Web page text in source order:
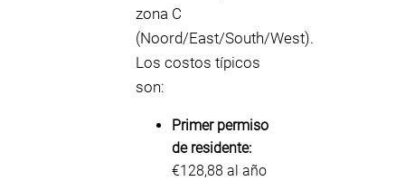
zona C
(Noord/East/South/West).
Los costos típicos
son:
Primer permiso
de residente:
€128,88 al año